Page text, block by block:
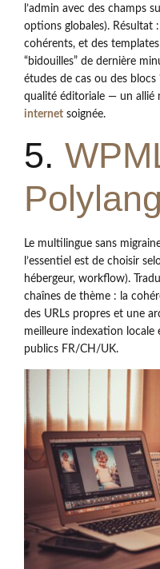
l’admin avec des champs
options globales). Résultat
cohérents, et des
“bidouilles” de dernière
études de cas ou des blocs
qualité éditoriale — un allié
internet soignée.
5.
Polylang
Le multilingue sans
l’essentiel est de choisir
hébergeur, workflow).
chaînes de thème : la
des URLs propres et une
meilleure indexation locale
publics FR/CH/UK.